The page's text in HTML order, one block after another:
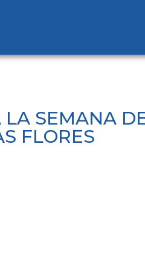
SEMANA
FLORES